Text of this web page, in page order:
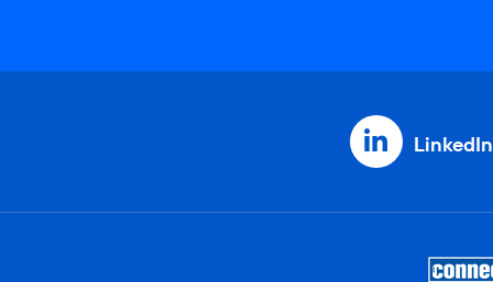
LinkedIn